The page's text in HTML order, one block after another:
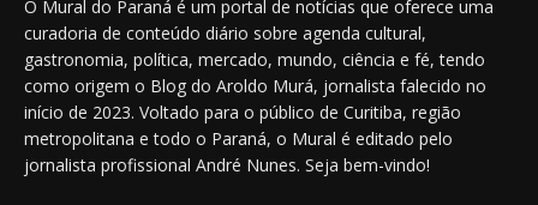
O Mural do Paraná é um portal de notícias que oferece uma
curadoria de conteúdo diário sobre agenda cultural,
gastronomia, política, mercado, mundo, ciência e fé, tendo
como origem o Blog do Aroldo Murá, jornalista falecido no
início de 2023. Voltado para o público de Curitiba, região
metropolitana e todo o Paraná, o Mural é editado pelo
jornalista profissional André Nunes. Seja bem-vindo!